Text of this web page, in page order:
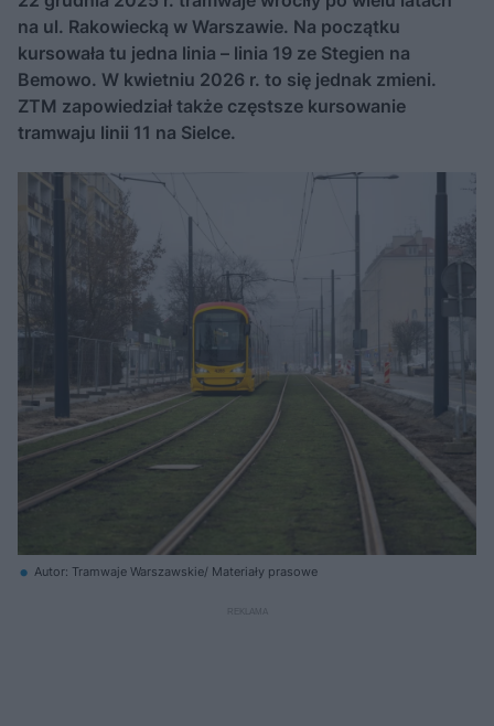
na ul. Rakowiecką w Warszawie. Na początku
kursowała tu jedna linia – linia 19 ze Stegien na
Bemowo. W kwietniu 2026 r. to się jednak zmieni.
ZTM zapowiedział także częstsze kursowanie
tramwaju linii 11 na Sielce.
Autor: Tramwaje Warszawskie/ Materiały prasowe